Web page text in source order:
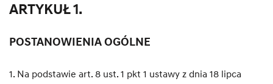
ARTYKUŁ 1.
POSTANOWIENIA OGÓLNE
1. Na podstawie art. 8 ust. 1 pkt 1 ustawy z dnia 18 lipca